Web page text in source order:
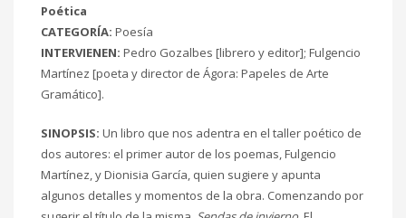
Poética
CATEGORÍA: Poesía
INTERVIENEN: Pedro Gozalbes [librero y editor]; Fulgencio
Martínez [poeta y director de Ágora: Papeles de Arte
Gramático].
SINOPSIS: Un libro que nos adentra en el taller poético de
dos autores: el primer autor de los poemas, Fulgencio
Martínez, y Dionisia García, quien sugiere y apunta
algunos detalles y momentos de la obra. Comenzando por